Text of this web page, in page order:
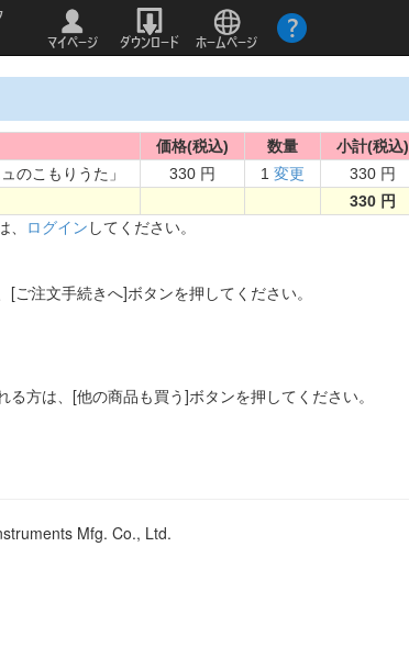
価格(税込) 数量
小計(税込)
のこもりうた」
330 円 1 変更 330 円
330 円
ログイン してください。
ご注文手続きへ]ボタンを押してください。
方は、[他の商品も買う]ボタンを押してください。
Mfg. Co., Ltd.